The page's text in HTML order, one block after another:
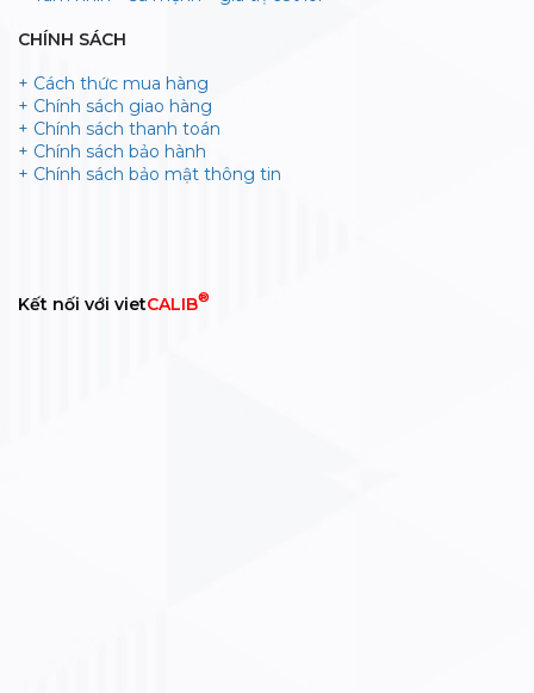
CHÍNH SÁCH
+ Cách thức mua hàng
+ Chính sách giao hàng
+ Chính sách thanh toán
+ Chính sách bảo hành
+ Chính sách bảo mật thông tin
Kết nối với vietCALIB®